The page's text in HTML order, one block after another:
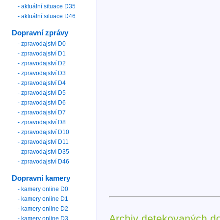
- aktuální situace D35
- aktuální situace D46
Dopravní zprávy
- zpravodajství D0
- zpravodajství D1
- zpravodajství D2
- zpravodajství D3
- zpravodajství D4
- zpravodajství D5
- zpravodajství D6
- zpravodajství D7
- zpravodajství D8
- zpravodajství D10
- zpravodajství D11
- zpravodajství D35
- zpravodajství D46
Dopravní kamery
- kamery online D0
- kamery online D1
- kamery online D2
- kamery online D3